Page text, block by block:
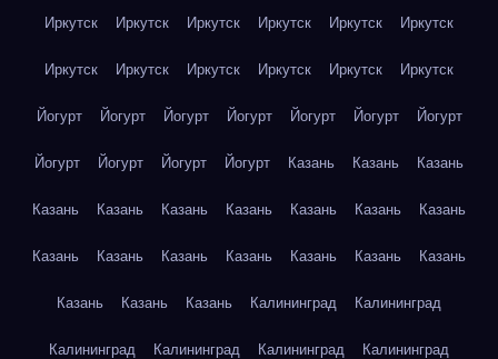
Иркутск Иркутск Иркутск Иркутск Иркутск Иркутск
Иркутск Иркутск Иркутск Иркутск Иркутск Иркутск
Йогурт Йогурт Йогурт Йогурт Йогурт Йогурт Йогурт
Йогурт Йогурт Йогурт Йогурт Казань Казань Казань
Казань Казань Казань Казань Казань Казань Казань
Казань Казань Казань Казань Казань Казань Казань
Казань Казань Казань Калининград Калининград
Калининград Калининград Калининград Калининград